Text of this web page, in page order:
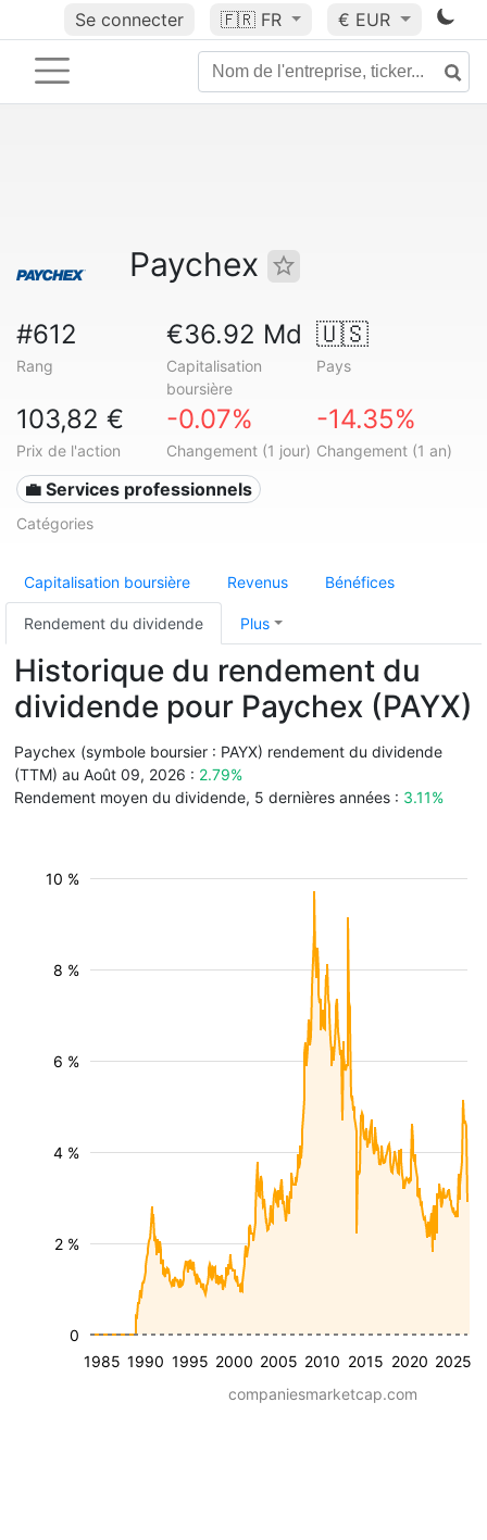
Se connecter 🇫🇷 FR € EUR
Paychex
#612
Rang
€36.92 Md
Capitalisation
boursière
🇺🇸
Pays
103,82 €
Prix de l'action
-0.07%
Changement (1 jour)
-14.35%
Changement (1 an)
💼 Services professionnels
Catégories
Capitalisation boursière Revenus Bénéfices
Rendement du dividende Plus
Historique du rendement du
dividende pour Paychex (PAYX)
Paychex (symbole boursier : PAYX) rendement du dividende
(TTM) au Août 09, 2026 : 2.79%
Rendement moyen du dividende, 5 dernières années : 3.11%
1985 1990 1995 2000 2005 2010 2015 2020 2025
2 %
4 %
6 %
8 %
10 %
0
companiesmarketcap.com